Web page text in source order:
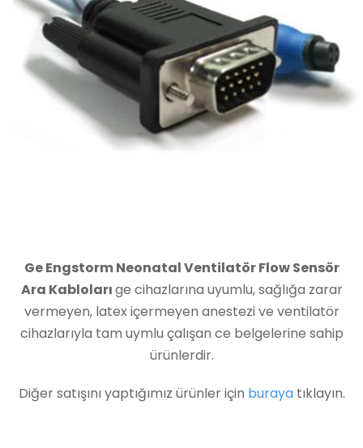
Ge Engstorm Neonatal Ventilatör Flow Sensör
Ara Kablolarıge cihazlarına uyumlu, sağlığa zarar
vermeyen, latex içermeyen anestezi ve ventilatör
cihazlarıyla tam uymlu çalışan ce belgelerine sahip
ürünlerdir.
Diğer satışını yaptığımız ürünler için buraya tıklayın.